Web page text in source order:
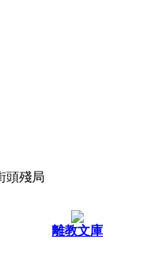
頭殘局
離教文庫